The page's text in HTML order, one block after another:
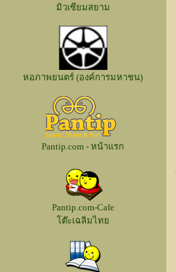
มิวเซียมสยาม
หอภาพยนตร์ (องค์การมหาชน)
Pantip.com - หน้าแรก
Pantip.com-Cafe
โต๊ะเฉลิมไทย